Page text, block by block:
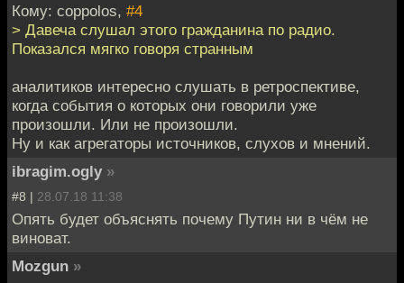
Кому: coppolos, #4
> Давеча слушал этого гражданина по радио.
Показался мягко говоря странным
аналитиков интересно слушать в ретроспективе,
когда события о которых они говорили уже
произошли. Или не произошли.
Ну и как агрегаторы источников, слухов и мнений.
ibragim.ogly »
#8 | 28.07.18 11:38
Опять будет объяснять почему Путин ни в чём не
виноват.
Mozgun »